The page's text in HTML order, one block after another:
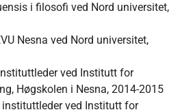
i filosofi ved Nord universitet,
Nesna ved Nord universitet,
ved Institutt for
Høgskolen i Nesna, 2014-2015
instituttleder ved Institutt for